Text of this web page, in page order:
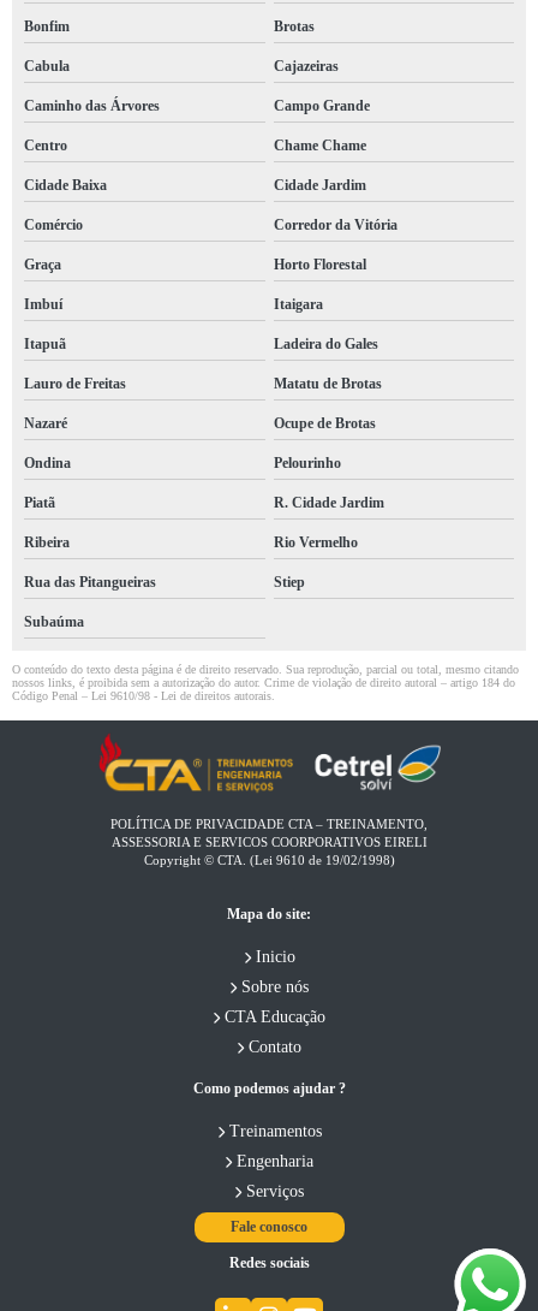
Bonfim Brotas
Cabula Cajazeiras
Caminho das Árvores Campo Grande
Centro Chame Chame
Cidade Baixa Cidade Jardim
Comércio Corredor da Vitória
Graça Horto Florestal
Imbuí Itaigara
Itapuã Ladeira do Gales
Lauro de Freitas Matatu de Brotas
Nazaré Ocupe de Brotas
Ondina Pelourinho
Piatã R. Cidade Jardim
Ribeira Rio Vermelho
Rua das Pitangueiras Stiep
Subaúma
O conteúdo do texto desta página é de direito reservado. Sua reprodução, parcial ou total, mesmo citando
nossos links, é proibida sem a autorização do autor. Crime de violação de direito autoral – artigo 184 do
Código Penal – Lei 9610/98 - Lei de direitos autorais
POLÍTICA DE PRIVACIDADE CTA – TREINAMENTO,
ASSESSORIA E SERVICOS COORPORATIVOS EIRELI​
Copyright © CTA. (Lei 9610 de 19/02/1998)
Mapa do site:
Inicio
Sobre nós
CTA Educação
Contato
Como podemos ajudar ?
Treinamentos
Engenharia
Serviços
Fale conosco
Redes sociais